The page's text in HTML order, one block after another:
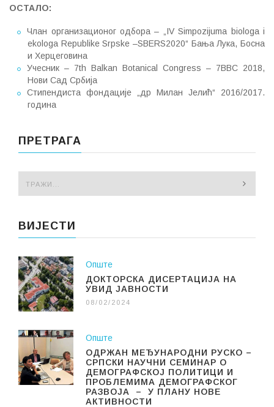
ОСТАЛО:
Члан организационог одбора – „IV Simpozijuma biologa i
ekologa Republike Srpske –SBERS2020“ Бања Лука, Босна
и Херцеговина
Учесник – 7th Balkan Botanical Congress – 7BBC 2018,
Нови Сад Србија
Стипендиста фондације „др Милан Јелић“ 2016/2017.
година
ПРЕТРАГА
ВИЈЕСТИ
Опште
ДОКТОРСКА ДИСЕРТАЦИЈА НА
УВИД ЈАВНОСТИ
08/02/2024
Опште
ОДРЖАН МЕЂУНАРОДНИ РУСКО –
СРПСКИ НАУЧНИ СЕМИНАР О
ДЕМОГРАФСКОЈ ПОЛИТИЦИ И
ПРОБЛЕМИМА ДЕМОГРАФСКОГ
РАЗВОЈА – У ПЛАНУ НОВЕ
АКТИВНОСТИ